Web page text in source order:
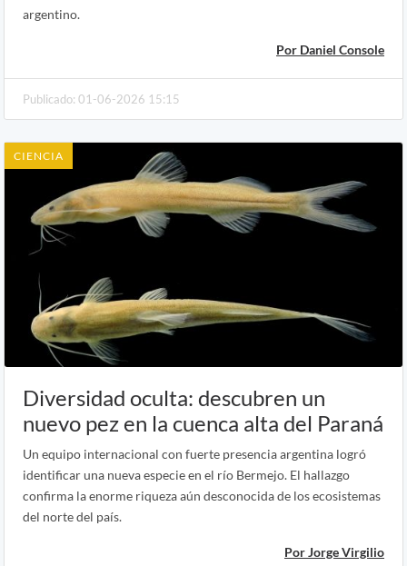
argentino.
Por Daniel Console
Publicado: 01-06-2026 15:15
CIENCIA
Diversidad oculta: descubren un
nuevo pez en la cuenca alta del Paraná
Un equipo internacional con fuerte presencia argentina logró
identificar una nueva especie en el río Bermejo. El hallazgo
confirma la enorme riqueza aún desconocida de los ecosistemas
del norte del país.
Por Jorge Virgilio